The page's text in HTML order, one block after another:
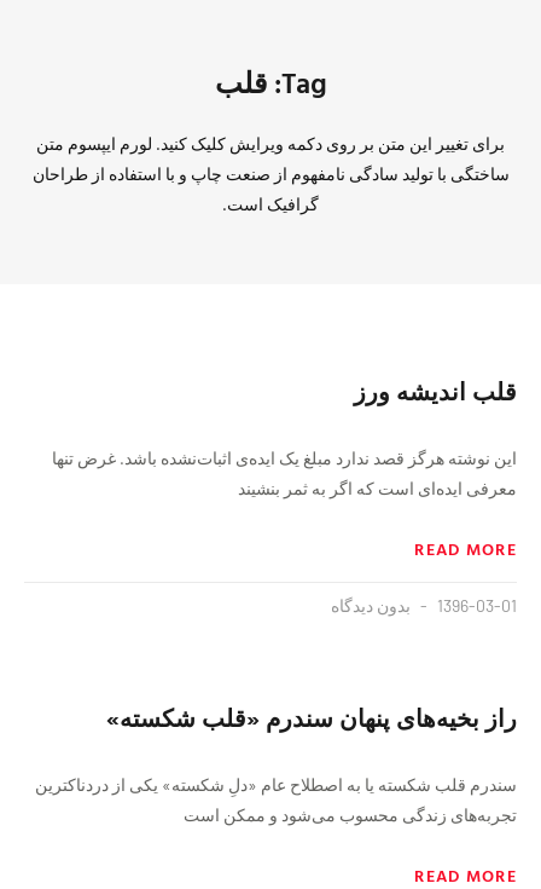
Tag: قلب
برای تغییر این متن بر روی دکمه ویرایش کلیک کنید. لورم ایپسوم متن
ساختگی با تولید سادگی نامفهوم از صنعت چاپ و با استفاده از طراحان
گرافیک است.
قلب اندیشه‌ ورز
این نوشته هرگز قصد ندارد مبلغ یک ایده‌ی اثبات‌نشده باشد. غرض تنها
معرفی ایده‌ای است که اگر به ثمر بنشیند
READ MORE
1396-03-01 بدون دیدگاه
راز بخیه‌های پنهان سندرم «قلب شکسته»
سندرم قلب شکسته یا به اصطلاح عام «دلِ شکسته» یکی از دردناکترین
تجربه‌های زندگی محسوب می‌شود و ممکن است
READ MORE